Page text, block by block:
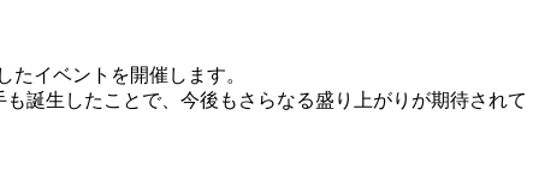
イベントを開催します。
誕生したことで、今後もさらなる盛り上がりが期待されて